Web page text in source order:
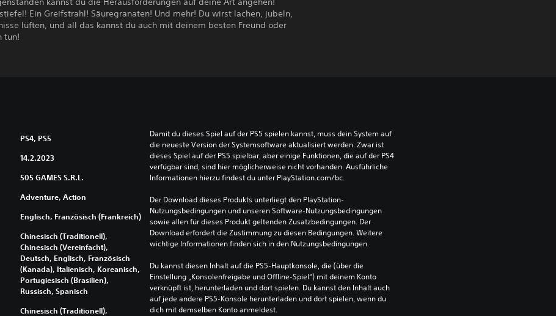
Ein Greifstrahl! Säuregranaten! Und mehr! Du wirst lachen, jubeln,
lüften, und all das kannst du auch mit deinem besten Freund oder
tun!
PS4, PS5
14.2.2023
505 GAMES S.R.L.
Adventure, Action
Englisch, Französisch (Frankreich)
Chinesisch (Traditionell),
Chinesisch (Vereinfacht),
Deutsch, Englisch, Französisch
(Kanada), Italienisch, Koreanisch,
Portugiesisch (Brasilien),
Russisch, Spanisch
Chinesisch (Traditionell),
Damit du dieses Spiel auf der PS5 spielen kannst, muss dein System auf
die neueste Version der Systemsoftware aktualisiert werden. Zwar ist
dieses Spiel auf der PS5 spielbar, aber einige Funktionen, die auf der PS4
verfügbar sind, sind hier möglicherweise nicht vorhanden. Ausführliche
Informationen hierzu findest du unter PlayStation.com/bc.
Der Download dieses Produkts unterliegt den PlayStation-
Nutzungsbedingungen und unseren Software-Nutzungsbedingungen
sowie allen für dieses Produkt geltenden Zusatzbedingungen. Der
Download erfordert die Zustimmung zu diesen Bedingungen. Weitere
wichtige Informationen finden sich in den Nutzungsbedingungen.
Du kannst diesen Inhalt auf die PS5-Hauptkonsole, die (über die
Einstellung „Konsolenfreigabe und Offline-Spiel“) mit deinem Konto
verknüpft ist, herunterladen und dort spielen. Du kannst den Inhalt auch
auf jede andere PS5-Konsole herunterladen und dort spielen, wenn du
dich mit demselben Konto anmeldest.